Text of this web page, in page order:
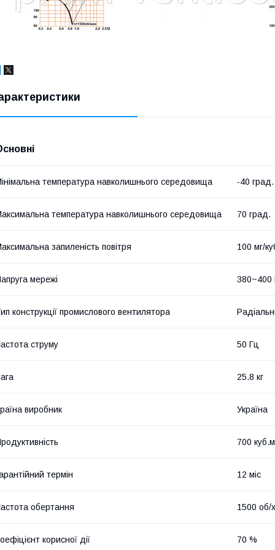
температура навколишнього середовища -40 град.
температура навколишнього середовища 70 град.
запиленість повітря 100 мг/
мережі 380~400
конструкції промислового вентилятора
струму 50 Гц
25.8 кг
виробник Україна
700
термін 12 міс
обертання 1500 об/
корисної дії 70 %